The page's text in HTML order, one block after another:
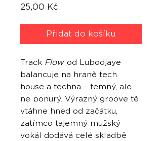
25,00 Kč
Přidat do košíku
Track Flow od Lubodjaye
balancuje na hraně tech
house a techna – temný, ale
ne ponurý. Výrazný groove tě
vtáhne hned od začátku,
zatímco tajemný mužský
vokál dodává celé skladbě